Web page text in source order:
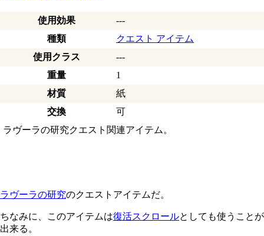
使用効果
---
種類
クエスト アイテム
使用クラス
---
重量
1
材質
紙
交換
可
ラヴーラの研究クエスト関連アイテム。
ラヴーラの研究のクエストアイテムだ。
ちなみに、このアイテムは復活スクロールとしても使うことが
出来る。